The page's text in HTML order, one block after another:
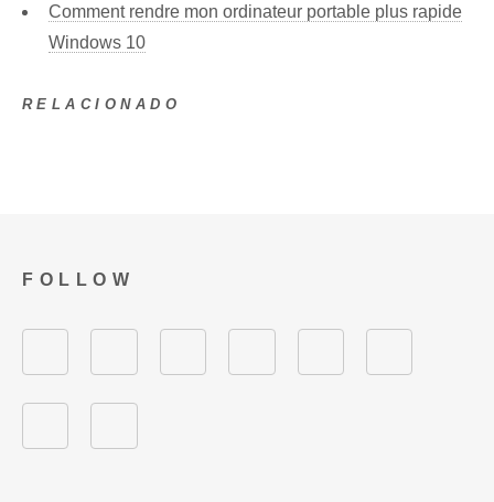
Comment rendre mon ordinateur portable plus rapide
Windows 10
RELACIONADO
FOLLOW